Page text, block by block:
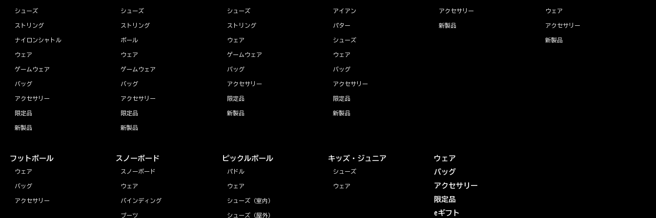
シューズ
ストリング
ナイロンシャトル
ウェア
ゲームウェア
バッグ
アクセサリー
限定品
新製品
シューズ
ストリング
ボール
ウェア
ゲームウェア
バッグ
アクセサリー
限定品
新製品
シューズ
ストリング
ウェア
ゲームウェア
バッグ
アクセサリー
限定品
新製品
アイアン
パター
シューズ
ウェア
バッグ
アクセサリー
限定品
新製品
アクセサリー
新製品
ウェア
アクセサリー
新製品
フットボール
ウェア
バッグ
アクセサリー
スノーボード
スノーボード
ウェア
バインディング
ブーツ
ピックルボール
パドル
ウェア
シューズ（室内）
シューズ（屋外）
キッズ・ジュニア
シューズ
ウェア
ウェア
バッグ
アクセサリー
限定品
eギフト